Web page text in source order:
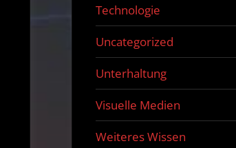
Technologie
Uncategorized
Unterhaltung
Visuelle Medien
Weiteres Wissen